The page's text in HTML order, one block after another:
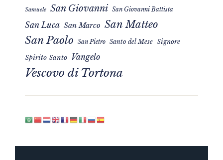
Samuele San Giovanni San Giovanni Battista
San Luca San Marco San Matteo
San Paolo San Pietro Santo del Mese Signore
Spirito Santo Vangelo
Vescovo di Tortona